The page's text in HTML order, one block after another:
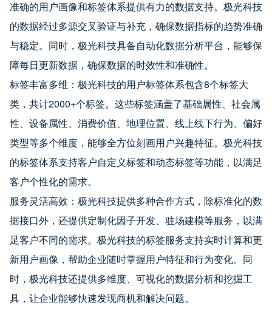
准确的用户画像和标签体系提供有力的数据支持。极光科技
的数据经过多源交叉验证与补充，确保数据指标的趋势准确
与稳定。同时，极光科技具备自动化数据分析平台，能够保
障每日更新数据，确保数据的时效性和准确性。
标签丰富多维：极光科技的用户标签体系包含8个标签大
类，共计2000+个标签。这些标签涵盖了基础属性、社会属
性、设备属性、消费价值、地理位置、线上线下行为、偏好
类型等多个维度，能够全方位刻画用户兴趣特征。极光科技
的标签体系支持客户自定义标签和动态标签等功能，以满足
客户个性化的需求。
服务灵活高效：极光科技提供多种合作方式，除标准化的数
据接口外，还提供定制化因子开发、驻场建模等服务，以满
足客户不同的需求。极光科技的标签服务支持实时计算和更
新用户画像，帮助企业随时掌握用户特征和行为变化。同
时，极光科技还提供多维度、可视化的数据分析和挖掘工
具，让企业能够快速发现商机和解决问题。